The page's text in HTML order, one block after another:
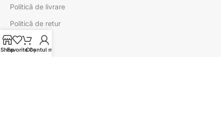
Politică de livrare
Politică de retur
CLIENT
ShopFavoriteCoș
Contul meu